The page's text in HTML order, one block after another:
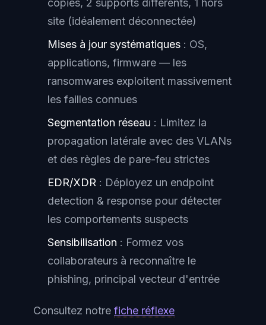
site (idéalement déconnectée)
Mises à jour systématiques : OS,
applications, firmware — les
ransomwares exploitent massivement
les failles connues
Segmentation réseau : Limitez la
propagation latérale avec des VLANs
et des règles de pare-feu strictes
EDR/XDR : Déployez un endpoint
detection & response pour détecter
les comportements suspects
Sensibilisation : Formez vos
collaborateurs à reconnaître le
phishing, principal vecteur d'entrée
Consultez notre fiche réflexe